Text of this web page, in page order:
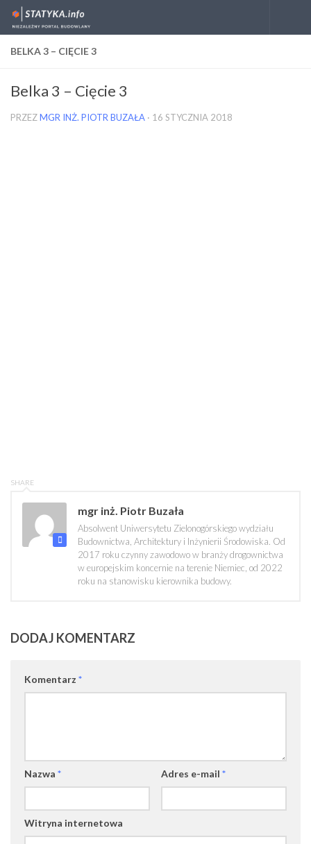
Skip to content
BELKA 3 – CIĘCIE 3
Belka 3 – Cięcie 3
PRZEZMGR INŻ. PIOTR BUZAŁA · 16 STYCZNIA 2018
SHARE
mgr inż. Piotr Buzała
Absolwent Uniwersytetu Zielonogórskiego wydziału
Budownictwa, Architektury i Inżynierii Środowiska. Od
2017 roku czynny zawodowo w branży drogownictwa
w europejskim koncernie na terenie Niemiec, od 2022
roku na stanowisku kierownika budowy.
DODAJ KOMENTARZ
Komentarz *
Nazwa * Adres e-mail *
Witryna internetowa